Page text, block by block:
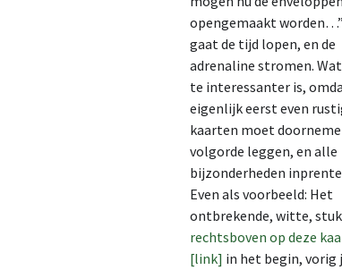
opengemaakt worden…”
gaat de tijd lopen, en de
adrenaline stromen. Wat
te interessanter is,
eigenlijk eerst even
kaarten moet
volgorde leggen, en alle
bijzonderheden
Even als voorbeeld: Het
ontbrekende, witte, stuk
rechtsboven op deze
[link] in het begin, vorig